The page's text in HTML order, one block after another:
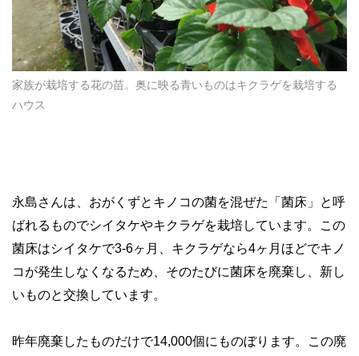
家族が栽培する花の苗。奥に映る青いものはキクラゲを栽培する
ハウス
永島さんは、おがくずとキノコの菌を混ぜた「菌床」と呼
ばれるものでシイタケやキクラゲを栽培しています。この
菌床はシイタケで3-6ヶ月、キクラゲなら4ヶ月ほどでキノ
コが発生しなくなるため、そのたびに菌床を廃棄し、新し
いものと交換しています。
昨年廃棄したものだけで14,000個にものぼります。この廃